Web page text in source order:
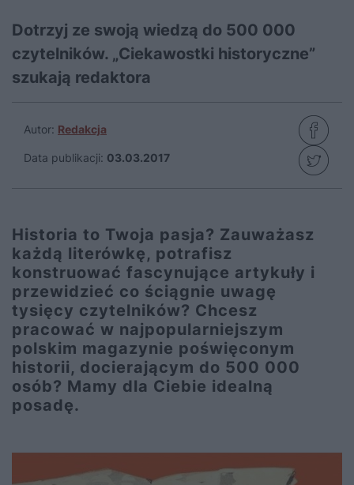
Dotrzyj ze swoją wiedzą do 500 000
czytelników. „Ciekawostki historyczne”
szukają redaktora
Autor: Redakcja
Data publikacji: 03.03.2017
Historia to Twoja pasja? Zauważasz
każdą literówkę, potrafisz
konstruować fascynujące artykuły i
przewidzieć co ściągnie uwagę
tysięcy czytelników? Chcesz
pracować w najpopularniejszym
polskim magazynie poświęconym
historii, docierającym do 500 000
osób? Mamy dla Ciebie idealną
posadę.